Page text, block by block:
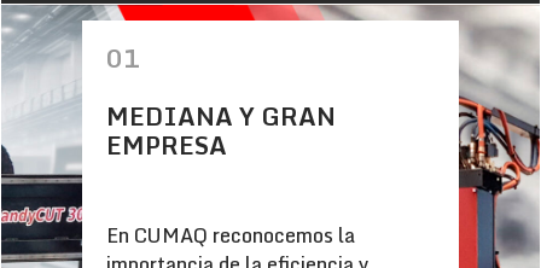
01
MEDIANA Y GRAN
EMPRESA
En CUMAQ reconocemos la